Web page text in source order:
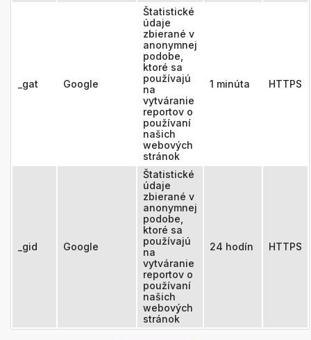
_gat Google
Štatistické
údaje
zbierané v
anonymnej
podobe,
ktoré sa
používajú
na
vytváranie
reportov o
používaní
našich
webových
stránok
1 minúta HTTPS
_gid Google
Štatistické
údaje
zbierané v
anonymnej
podobe,
ktoré sa
používajú
na
vytváranie
reportov o
používaní
našich
webových
stránok
24 hodín HTTPS